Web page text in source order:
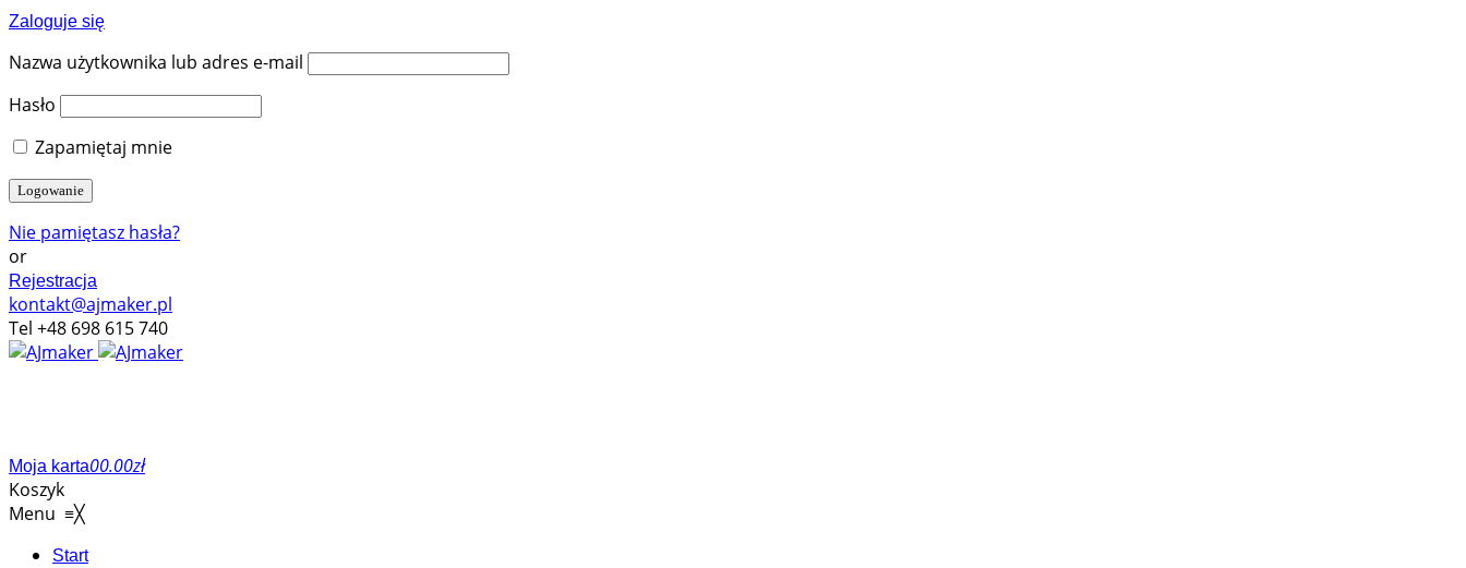
Zaloguje się
Nazwa użytkownika lub adres e-mail
Hasło
Zapamiętaj mnie
Nie pamiętasz hasła?
or
Rejestracja
kontakt@ajmaker.pl
Tel +48 698 615 740
Moja karta00.00zł
Koszyk
Menu ≡╳
Start